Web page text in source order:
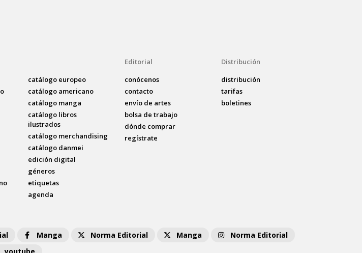
catálogo europeo
catálogo americano
catálogo manga
catálogo libros
ilustrados
catálogo merchandising
catálogo danmei
edición digital
géneros
etiquetas
agenda
Editorial
conócenos
contacto
envío de artes
bolsa de trabajo
dónde comprar
regístrate
Distribución
distribución
tarifas
boletines
Manga Norma Editorial Manga
Norma Editorial